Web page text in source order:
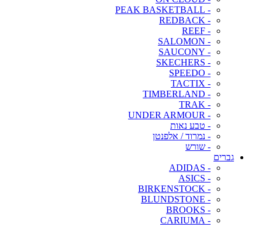
- PEAK BASKETBALL
- REDBACK
- REEF
- SALOMON
- SAUCONY
- SKECHERS
- SPEEDO
- TACTIX
- TIMBERLAND
- TRAK
- UNDER ARMOUR
- טבע נאות
- נמרוד / אלפנטן
- שורש
גברים
- ADIDAS
- ASICS
- BIRKENSTOCK
- BLUNDSTONE
- BROOKS
- CARIUMA